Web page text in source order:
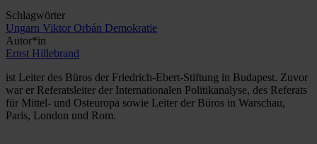
Schlagwörter
Ungarn Viktor Orbán Demokratie
Autor*in
Ernst Hillebrand
ist Leiter des Büros der Friedrich-Ebert-Stiftung in Budapest. Zuvor
war er Referatsleiter der Internationalen Politikanalyse, des Referats
für Mittel- und Osteuropa sowie Leiter der Büros in Warschau,
Paris, London und Rom.